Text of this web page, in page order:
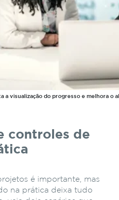
a visualização do progresso e melhora o
controles de
é importante, mas
na prática deixa tudo